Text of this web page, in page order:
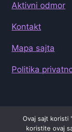
Aktivni odmor
Kontakt
Mapa sajta
Politika
Ovaj sajt koristi
koristite ovaj